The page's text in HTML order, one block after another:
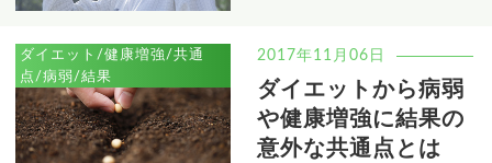
ダイエット/健康増強/共通
点/病弱/結果
2017年11月06日
ダイエットから病弱
や健康増強に結果の
意外な共通点とは